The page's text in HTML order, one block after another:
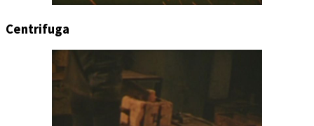
Centrifuga